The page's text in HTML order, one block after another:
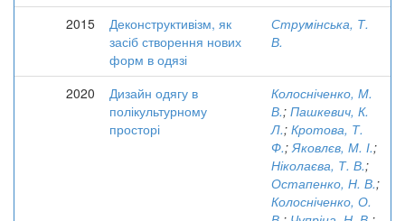
2015
Деконструктивізм, як
засіб створення нових
форм в одязі
Струмінська, Т.
В.
2020
Дизайн одягу в
полікультурному
просторі
Колосніченко, М.
В.; Пашкевич, К.
Л.; Кротова, Т.
Ф.;Яковлєв, М. І.;
Ніколаєва, Т. В.;
Остапенко, Н. В.;
Колосніченко, О.